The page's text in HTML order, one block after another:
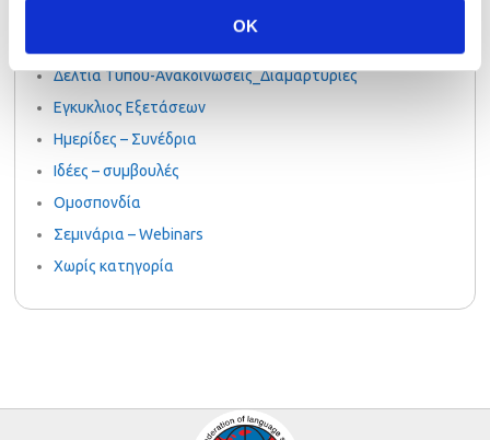
OK
Δελτία Τύπου-Ανακοινώσεις_Διαμαρτυρίες
Εγκυκλιος Εξετάσεων
Ημερίδες – Συνέδρια
Ιδέες – συμβουλές
Ομοσπονδία
Σεμινάρια – Webinars
Χωρίς κατηγορία